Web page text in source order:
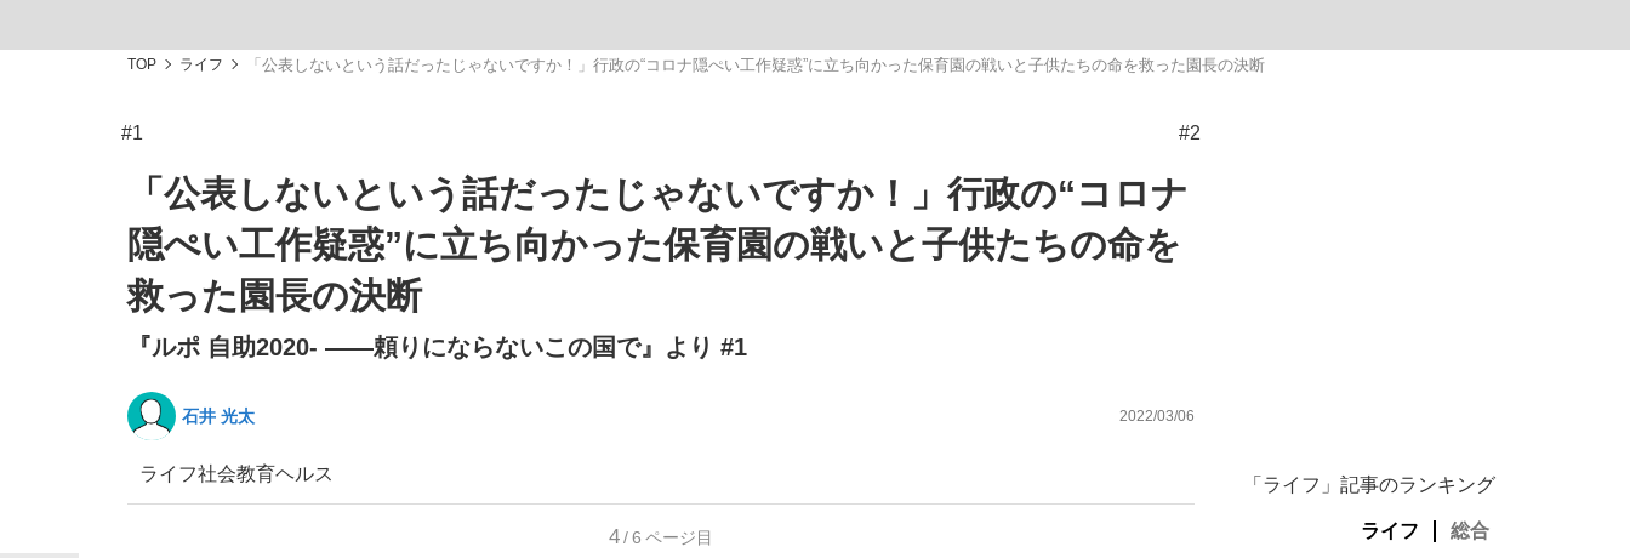
the Style
TOP ライフ 「公表しないという話だったじゃないですか！」行政の“コロナ隠ぺい工作疑惑”に立ち向かった保育園の戦いと子供たちの命を救った園長の決断
#1 #2
「公表しないという話だったじゃないですか！」行政の“コロナ
隠ぺい工作疑惑”に立ち向かった保育園の戦いと子供たちの命を
救った園長の決断
『ルポ 自助2020- ――頼りにならないこの国で』より #1
石井 光太 2022/03/06
ライフ社会教育ヘルス
4/6 ページ目
「ライフ」記事のランキング
ライフ 総合